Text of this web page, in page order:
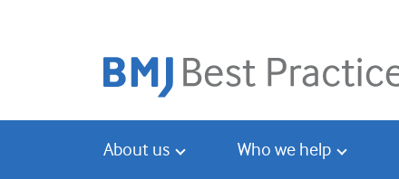
About us Who we help